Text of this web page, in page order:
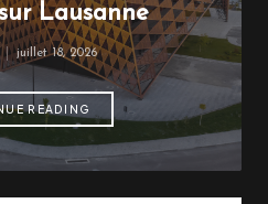
Lausanne
juillet 18, 2026
READING